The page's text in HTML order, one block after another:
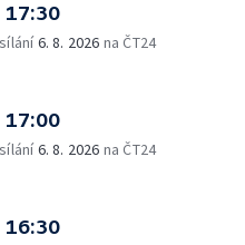
17:30
6. 8. 2026 na ČT24
17:00
6. 8. 2026 na ČT24
16:30